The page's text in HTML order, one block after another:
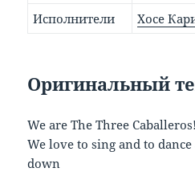
Исполнители
Хосе
Оригинальный
We are The Three Caballeros!
We love to sing and to
down